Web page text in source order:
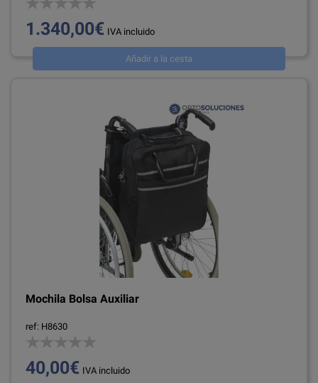
1.340,00€ IVA incluido
Añadir a la cesta
Mochila Bolsa Auxiliar
ref: H8630
40,00€ IVA incluido